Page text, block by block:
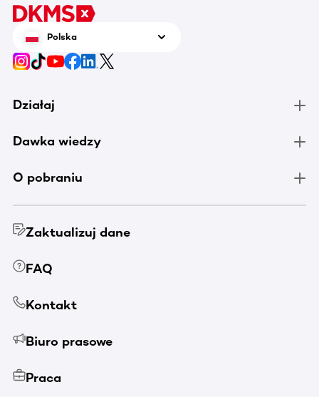
Polska
Działaj
Dawka wiedzy
O pobraniu
Zaktualizuj dane
FAQ
Kontakt
Biuro prasowe
Praca